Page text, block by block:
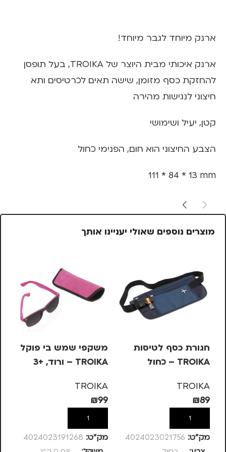
ארנק מיוחד לגבר מיוחד!
ארנק איכותי מבית היוצר של TROIKA, בעל תופסן
להחזקת כסף מזומן, שישה תאים לכרטיסים ותא
חיצוני לנגישות מהירה
קטן, יעיל ושימושי
הצבע החיצוני הוא חום, הפנימי כחול
111 * 84 * 13 mm
מוצרים נוספים שאולי יעניינו אותך
חגורת כסף לטיסות
TROIKA – כחול
TROIKA
₪89
הוספה לסל
מק”ט: 4024023021756
משקפי שמש בי פוקל
TROIKA – ורוד, +3
TROIKA
₪99
הוספה לסל
מק”ט: 4024023191268